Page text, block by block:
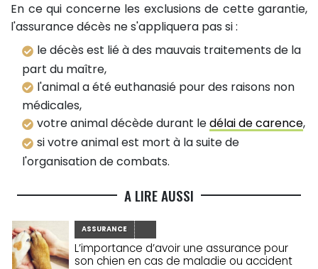
En ce qui concerne les exclusions de cette garantie,
l'assurance décès ne s'appliquera pas si :
le décès est lié à des mauvais traitements de la
part du maître,
l'animal a été euthanasié pour des raisons non
médicales,
votre animal décède durant ledélai de carence,
si votre animal est mort à la suite de
l'organisation de combats.
A LIRE AUSSI
ASSURANCE
L’importance d’avoir une assurance pour
son chien en cas de maladie ou accident